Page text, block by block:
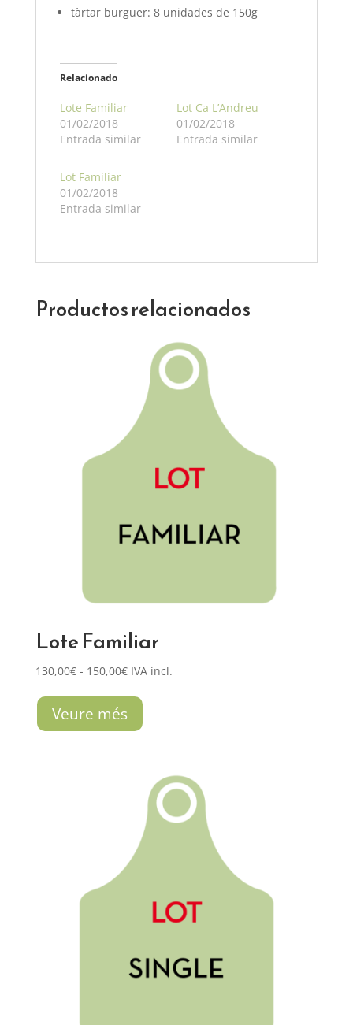
tàrtar burguer: 8 unidades de 150g
Relacionado
Lote Familiar
01/02/2018
Entrada similar
Lot Ca L’Andreu
01/02/2018
Entrada similar
Lot Familiar
01/02/2018
Entrada similar
Productos relacionados
Lote Familiar
130,00€ - 150,00€Rango
precios:
desde
150,00€
IVA incl.
Veure més